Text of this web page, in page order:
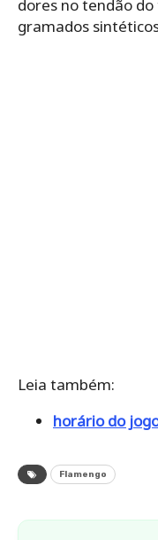
dores no tendão
gramados
Leia também:
horário do
Flamengo